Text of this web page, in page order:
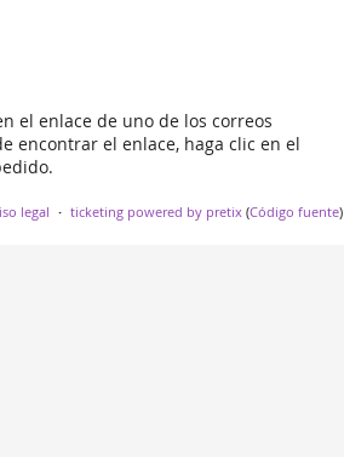
el enlace de uno de los correos
encontrar el enlace, haga clic en el
legal ticketing powered by pretix(Código fuente)